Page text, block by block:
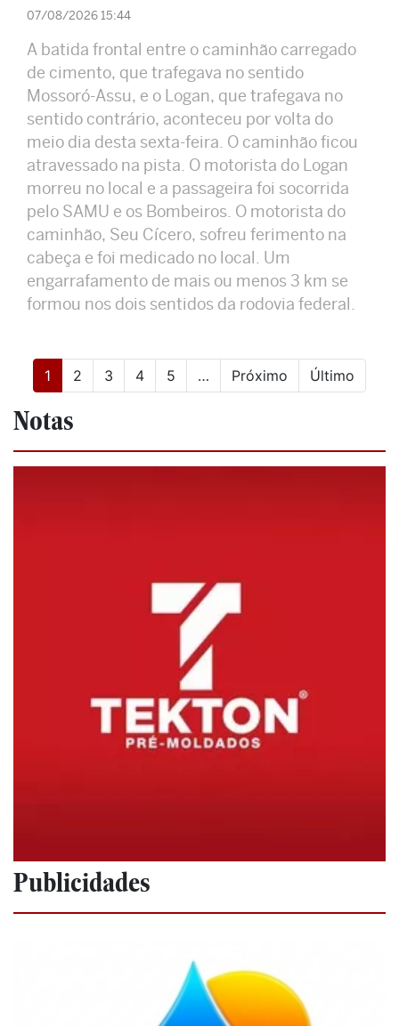
07/08/2026 15:44
A batida frontal entre o caminhão carregado
de cimento, que trafegava no sentido
Mossoró-Assu, e o Logan, que trafegava no
sentido contrário, aconteceu por volta do
meio dia desta sexta-feira. O caminhão ficou
atravessado na pista. O motorista do Logan
morreu no local e a passageira foi socorrida
pelo SAMU e os Bombeiros. O motorista do
caminhão, Seu Cícero, sofreu ferimento na
cabeça e foi medicado no local. Um
engarrafamento de mais ou menos 3 km se
formou nos dois sentidos da rodovia federal.
1 (current)
2 3 4 5 … Próximo Último
Notas
Publicidades